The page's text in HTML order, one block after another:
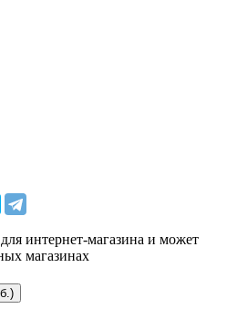
интернет-магазина и может
магазинах